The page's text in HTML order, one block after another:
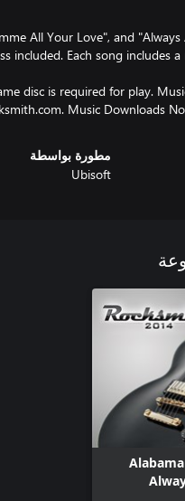
All Your Love", and
disc is required for play.
Music Downloads
مطورة بواسطة
Ubisoft